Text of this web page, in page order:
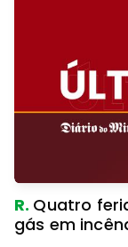
R. Quatro
gás em